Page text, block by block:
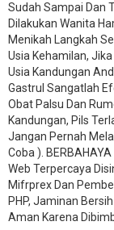
Sudah Sampai Dan
Dilakukan Wanita
Menikah Langkah
Usia Kehamilan,
Usia Kandungan
Gastrul Sangatlah
Obat Palsu Dan
Kandungan, Pils
Jangan Pernah
Coba ). BERBAHAYA
Web Terpercaya
Mifrprex Dan
PHP, Jaminan
Aman Karena